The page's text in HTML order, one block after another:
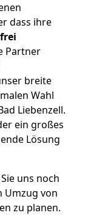
dass ihre
Partner
breite
Wahl
Liebenzell.
ein großes
Lösung
uns noch
Umzug von
zu planen.